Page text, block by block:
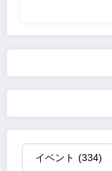
イベント (334)